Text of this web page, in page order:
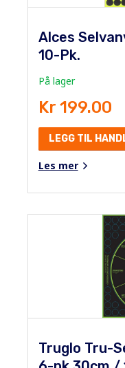
Alces
10-Pk.
På lager
Kr 199.00
LEGG TIL
Les mer
Truglo Tru-